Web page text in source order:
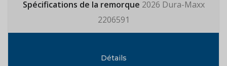
Spécifications de la remorque 2026 Dura-Maxx
2206591
Détails